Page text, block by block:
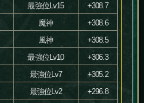
最強位Lv15
+308.7
魔神
+308.6
風神
+308.5
最強位Lv10
+306.3
最強位Lv7
+305.2
最強位Lv2
+296.8